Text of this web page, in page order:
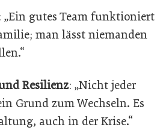
„Ein gutes Team funktioniert
man lässt niemanden
Resilienz: „Nicht jeder
Grund zum Wechseln. Es
auch in der Krise.“